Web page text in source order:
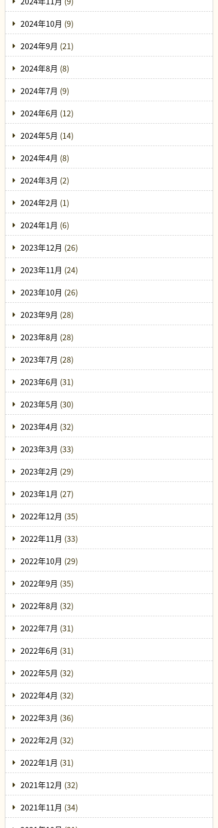
2024年10月 (9)
2024年9月 (21)
2024年8月 (8)
2024年7月 (9)
2024年6月 (12)
2024年5月 (14)
2024年4月 (8)
2024年3月 (2)
2024年2月 (1)
2024年1月 (6)
2023年12月 (26)
2023年11月 (24)
2023年10月 (26)
2023年9月 (28)
2023年8月 (28)
2023年7月 (28)
2023年6月 (31)
2023年5月 (30)
2023年4月 (32)
2023年3月 (33)
2023年2月 (29)
2023年1月 (27)
2022年12月 (35)
2022年11月 (33)
2022年10月 (29)
2022年9月 (35)
2022年8月 (32)
2022年7月 (31)
2022年6月 (31)
2022年5月 (32)
2022年4月 (32)
2022年3月 (36)
2022年2月 (32)
2022年1月 (31)
2021年12月 (32)
2021年11月 (34)